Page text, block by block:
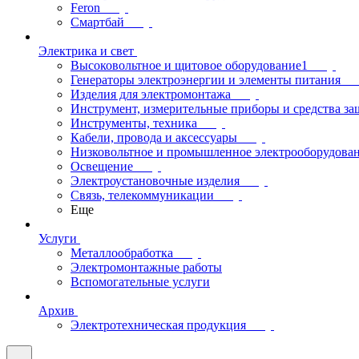
Feron
Смартбай
Электрика и свет
Высоковольтное и щитовое оборудование1
Генераторы электроэнергии и элементы питания
Изделия для электромонтажа
Инструмент, измерительные приборы и средства
Инструменты, техника
Кабели, провода и аксессуары
Низковольтное и промышленное
Освещение
Электроустановочные изделия
Связь, телекоммуникации
Еще
Услуги
Металлообработка
Электромонтажные работы
Вспомогательные услуги
Архив
Электротехническая продукция